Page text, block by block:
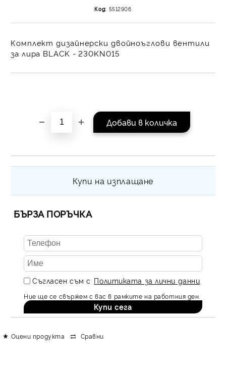
Код: 5512906
Комплект дизайнерски двойноъглови вентили
за лира BLACK - 230KN015
Купи на изплащане
на поръчката се
/ €1022.61
БЪРЗА ПОРЪЧКА
Съгласен съм с Политиката за лични данни
Ние ще се свържем с вас в рамките на работния ден.
Оцени продукта Сравни